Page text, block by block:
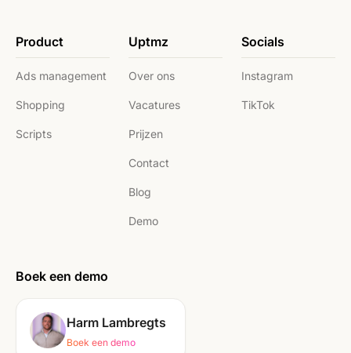
Product
Ads management
Shopping
Scripts
Uptmz
Over ons
Vacatures
Prijzen
Contact
Blog
Demo
Socials
Instagram
TikTok
Boek een demo
Harm Lambregts
Boek een demo